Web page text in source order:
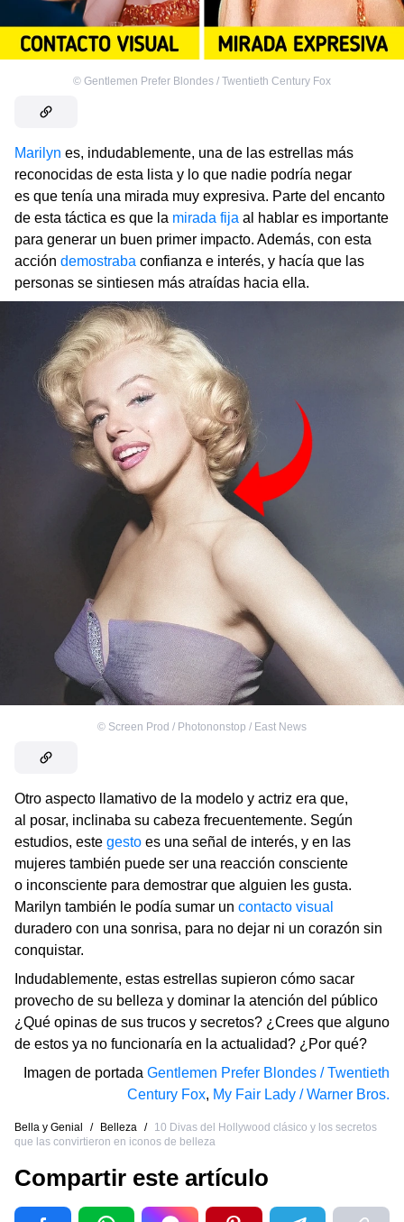
© Gentlemen Prefer Blondes / Twentieth Century Fox
Marilyn es, indudablemente, una de las estrellas más
reconocidas de esta lista y lo que nadie podría negar
es que tenía una mirada muy expresiva. Parte del encanto
de esta táctica es que la mirada fija al hablar es importante
para generar un buen primer impacto. Además, con esta
acción demostraba confianza e interés, y hacía que las
personas se sintiesen más atraídas hacia ella.
© Screen Prod / Photononstop / East News
Otro aspecto llamativo de la modelo y actriz era que,
al posar, inclinaba su cabeza frecuentemente. Según
estudios, este gesto es una señal de interés, y en las
mujeres también puede ser una reacción consciente
o inconsciente para demostrar que alguien les gusta.
Marilyn también le podía sumar un contacto visual
duradero con una sonrisa, para no dejar ni un corazón sin
conquistar.
Indudablemente, estas estrellas supieron cómo sacar
provecho de su belleza y dominar la atención del público
¿Qué opinas de sus trucos y secretos? ¿Crees que alguno
de estos ya no funcionaría en la actualidad? ¿Por qué?
Imagen de portada Gentlemen Prefer Blondes / Twentieth
Century Fox, My Fair Lady / Warner Bros.
Bella y Genial / Belleza /
10 Divas del Hollywood clásico y los secretos
que las convirtieron en iconos de belleza
Compartir este artículo